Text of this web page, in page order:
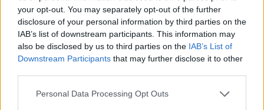
your opt-out. You may separately opt-out of the further
disclosure of your personal information by third parties on the
IAB’s list of downstream participants. This information may
also be disclosed by us to third parties on the IAB’s List of
Downstream Participants that may further disclose it to other
Personal Data Processing Opt Outs